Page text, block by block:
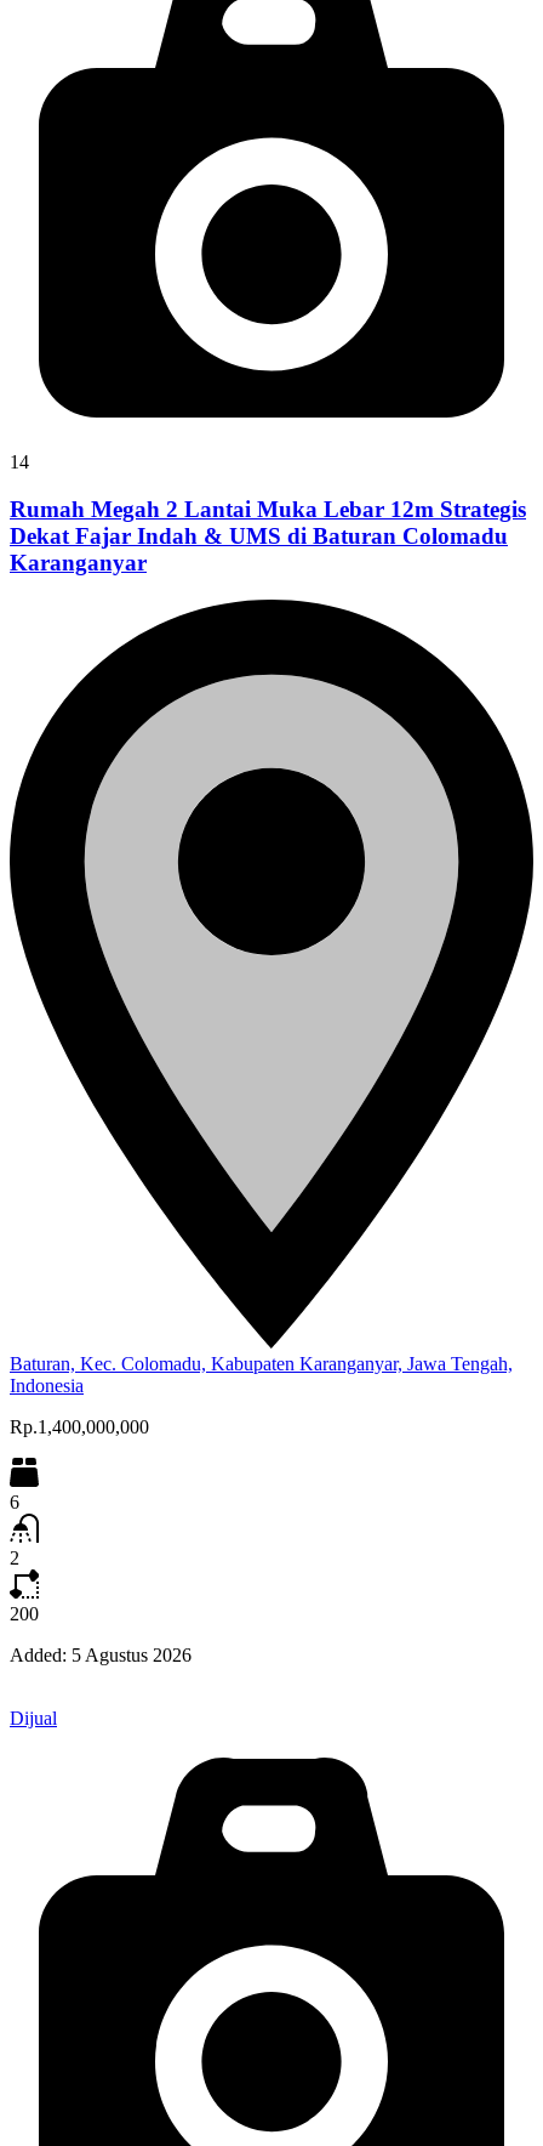
14
Rumah Megah 2 Lantai Muka Lebar 12m Strategis
Dekat Fajar Indah & UMS di Baturan Colomadu
Karanganyar
Baturan, Kec. Colomadu, Kabupaten Karanganyar, Jawa Tengah,
Indonesia
Rp.1,400,000,000
6
2
200
Added: 5 Agustus 2026
Dijual